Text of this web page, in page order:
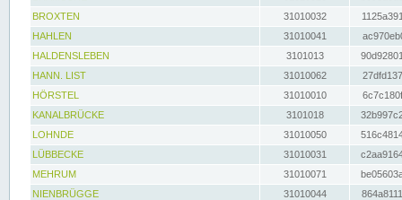
BROXTEN
31010032
HAHLEN
31010041
HALDENSLEBEN
3101013
HANN. LIST
31010062
HÖRSTEL
31010010
KANALBRÜCKE
3101018
LOHNDE
31010050
LÜBBECKE
31010031
MEHRUM
31010071
NIENBRÜGGE
31010044